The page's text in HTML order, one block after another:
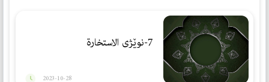
7-نوێژی الاستخارة
2023-10-28